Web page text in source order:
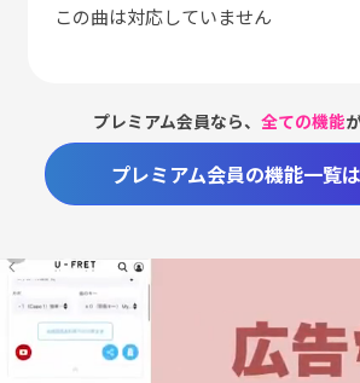
この曲は対応していません
プレミアム会員なら、全ての機能
プレミアム会員の機能一覧